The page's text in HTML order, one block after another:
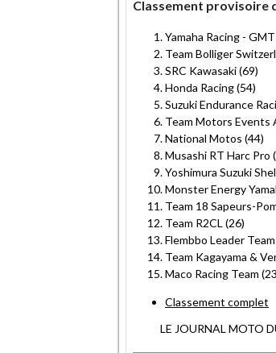
Classement provisoire
Yamaha Racing -
Team Bolliger
SRC Kawasaki (69)
Honda Racing (54)
Suzuki Endurance
Team Motors Events
National Motos (44)
Musashi RT Harc Pro
Yoshimura Suzuki
Monster Energy
Team 18 Sapeurs-
Team R2CL (26)
Flembbo Leader
Team Kagayama &
Maco Racing Team
Classement complet
LE JOURNAL MOTO